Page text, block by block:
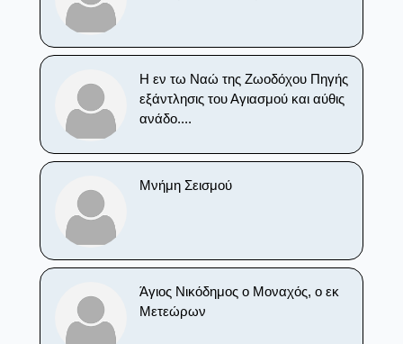
Η εν τω Ναώ της Ζωοδόχου Πηγής
εξάντλησις του Αγιασμού και αύθις
ανάδο....
Μνήμη Σεισμού
Άγιος Νικόδημος ο Μοναχός, ο εκ
Μετεώρων